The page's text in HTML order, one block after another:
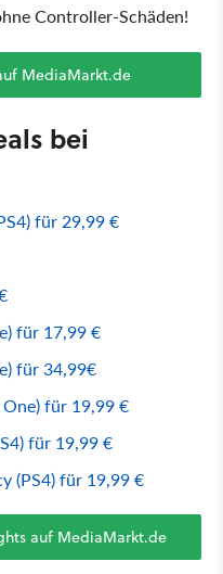
Controller-Schäden!
MediaMarkt.de
bei
für 29,99 €
für 17,99 €
für 34,99€
für 19,99 €
für 19,99 €
(PS4) für 19,99 €
auf MediaMarkt.de